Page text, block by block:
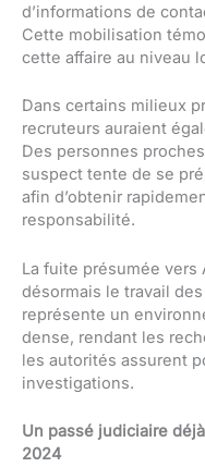
d’informations de
Cette mobilisation
cette affaire au niveau
Dans certains milieux
recruteurs auraient
Des personnes
suspect tente de se
afin d’obtenir
responsabilité.
La fuite présumée vers
désormais le travail
représente un
dense, rendant les
les autorités assurent
investigations.
Un passé judiciaire
2024